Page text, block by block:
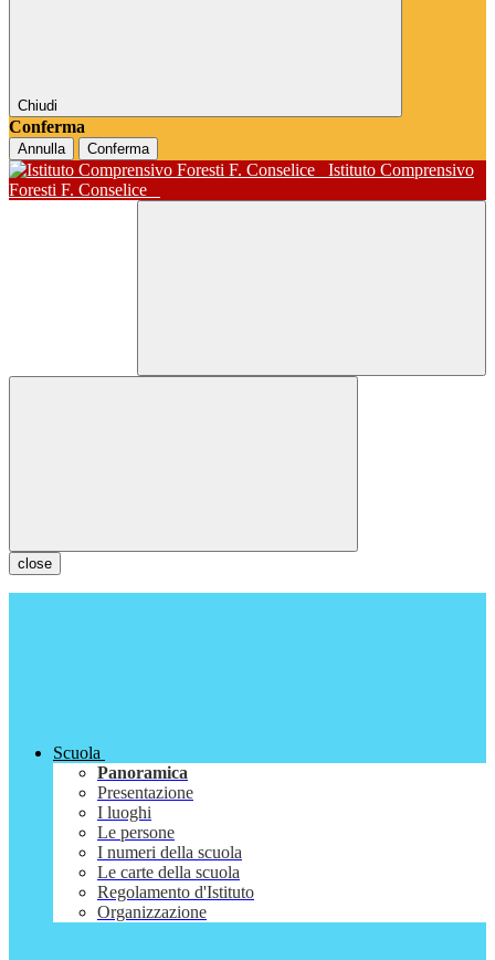
Chiudi
Conferma
Annulla Conferma
Istituto Comprensivo
Foresti F. Conselice
close
Scuola
Panoramica
Presentazione
I luoghi
Le persone
I numeri della scuola
Le carte della scuola
Regolamento d'Istituto
Organizzazione